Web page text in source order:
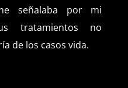
señalaba por mi
tratamientos no
de los casos vida.